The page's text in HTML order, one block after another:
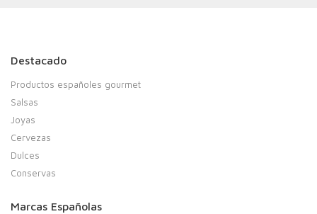
Destacado
Productos españoles gourmet
Salsas
Joyas
Cervezas
Dulces
Conservas
Marcas Españolas